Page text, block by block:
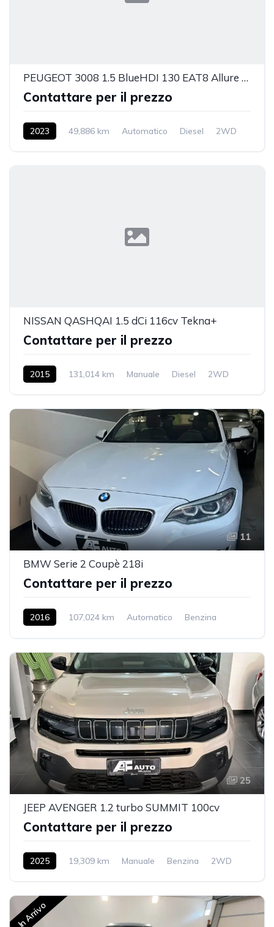
PEUGEOT 3008 1.5 BlueHDI 130 EAT8 Allure Pack
Contattare per il prezzo
2023 49,886 km Automatico Diesel 2WD
NISSAN QASHQAI 1.5 dCi 116cv Tekna+
Contattare per il prezzo
2015 131,014 km Manuale Diesel 2WD
11
BMW Serie 2 Coupè 218i
Contattare per il prezzo
2016 107,024 km Automatico
Benzina
25
JEEP AVENGER 1.2 turbo SUMMIT 100cv
Contattare per il prezzo
2025 19,309 km Manuale Benzina 2WD
In Arrivo